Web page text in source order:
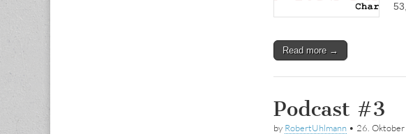
Read more →
Podcast #3
by RobertUhlmann • 26.